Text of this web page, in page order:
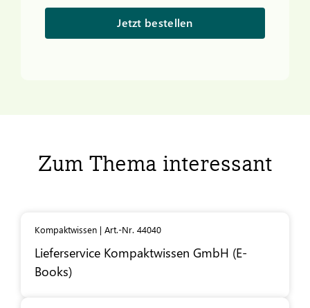
Jetzt bestellen
Zum Thema interessant
Kompaktwissen | Art.-Nr. 44040
Lieferservice Kompaktwissen GmbH (E-
Books)